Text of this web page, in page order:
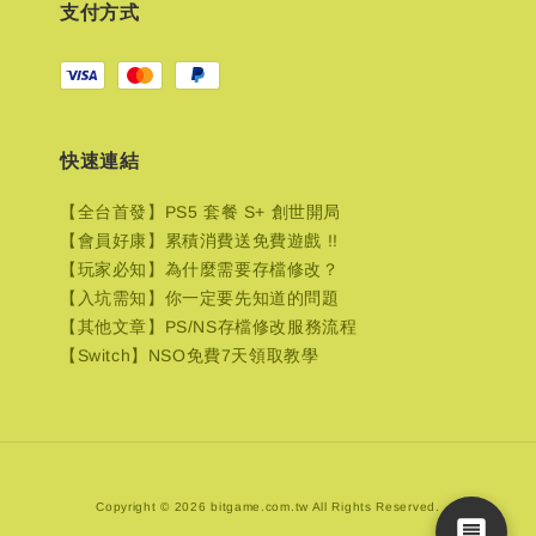
支付方式
快速連結
【全台首發】PS5 套餐 S+ 創世開局
【會員好康】累積消費送免費遊戲 !!
【玩家必知】為什麼需要存檔修改？
【入坑需知】你一定要先知道的問題
【其他文章】PS/NS存檔修改服務流程
【Switch】NSO免費7天領取教學
Copyright © 2026 bitgame.com.tw All Rights Reserved.